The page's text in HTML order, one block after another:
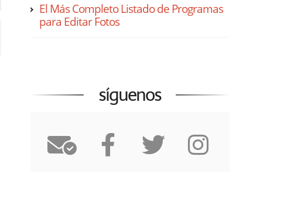
El Más Completo Listado de Programas
para Editar Fotos
síguenos